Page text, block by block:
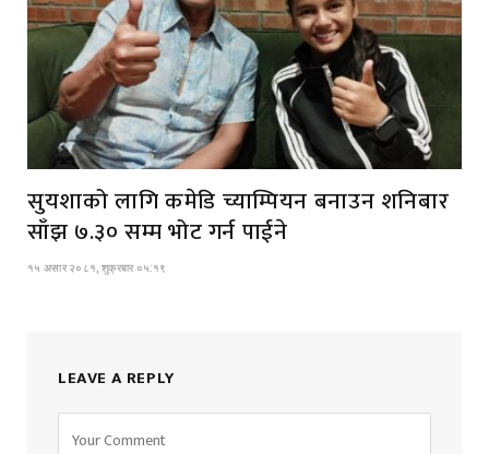
सुयशाको लागि कमेडि च्याम्पियन बनाउन शनिबार
साँझ ७.३० सम्म भोट गर्न पाईने
१५ असार २०८१, शुक्रबार ०५:१९
LEAVE A REPLY